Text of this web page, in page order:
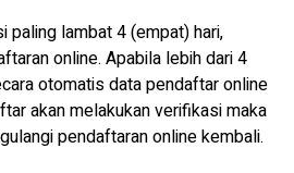
paling lambat 4 (empat) hari,
online. Apabila lebih dari 4
otomatis data pendaftar online
akan melakukan verifikasi maka
pendaftaran online kembali.